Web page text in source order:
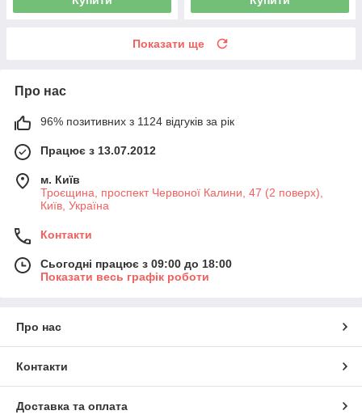
Показати ще
Про нас
96% позитивних з 1124 відгуків за рік
Працює з 13.07.2012
м. Київ
Троєщина, проспект Червоної Калини, 47 (2 поверх),
Київ, Україна
Контакти
Сьогодні працює з 09:00 до 18:00
Показати весь графік роботи
Про нас
Контакти
Доставка та оплата